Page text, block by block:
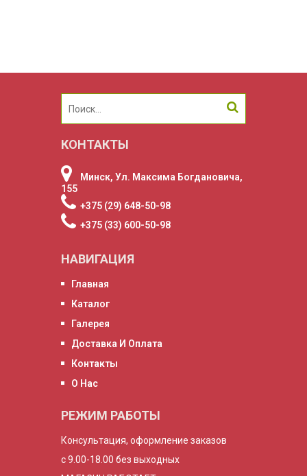
КОНТАКТЫ
Минск, Ул. Максима Богдановича,
155
+375 (29) 648-50-98
+375 (33) 600-50-98
НАВИГАЦИЯ
Главная
Каталог
Галерея
Доставка И Оплата
Контакты
О Нас
РЕЖИМ РАБОТЫ
Консультация, оформление заказов
с 9.00-18.00 без выходных